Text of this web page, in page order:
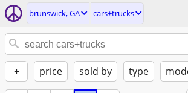
brunswick, GA cars+trucks
+ price sold by type